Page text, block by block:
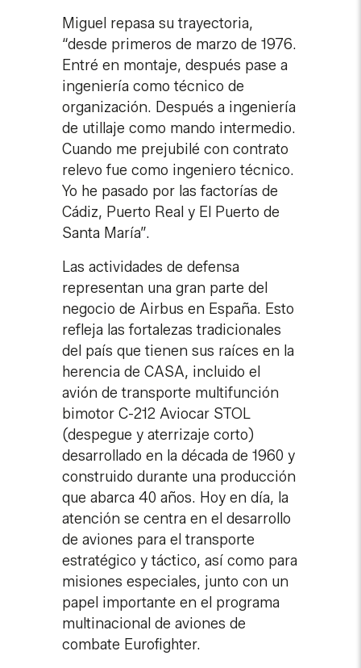
Miguel repasa su trayectoria,
“desde primeros de marzo de 1976.
Entré en montaje, después pase a
ingeniería como técnico de
organización. Después a ingeniería
de utillaje como mando intermedio.
Cuando me prejubilé con contrato
relevo fue como ingeniero técnico.
Yo he pasado por las factorías de
Cádiz, Puerto Real y El Puerto de
Santa María”.
Las actividades de defensa
representan una gran parte del
negocio de Airbus en España. Esto
refleja las fortalezas tradicionales
del país que tienen sus raíces en la
herencia de CASA, incluido el
avión de transporte multifunción
bimotor C-212 Aviocar STOL
(despegue y aterrizaje corto)
desarrollado en la década de 1960 y
construido durante una producción
que abarca 40 años. Hoy en día, la
atención se centra en el desarrollo
de aviones para el transporte
estratégico y táctico, así como para
misiones especiales, junto con un
papel importante en el programa
multinacional de aviones de
combate Eurofighter.